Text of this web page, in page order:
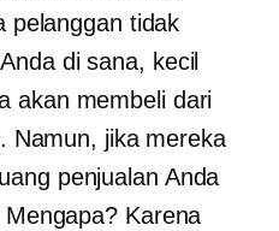
pelanggan tidak
di sana, kecil
akan membeli dari
Namun, jika mereka
penjualan Anda
Karena